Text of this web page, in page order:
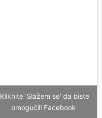
Kliknite 'Slažem se' da biste
omogućili Facebook